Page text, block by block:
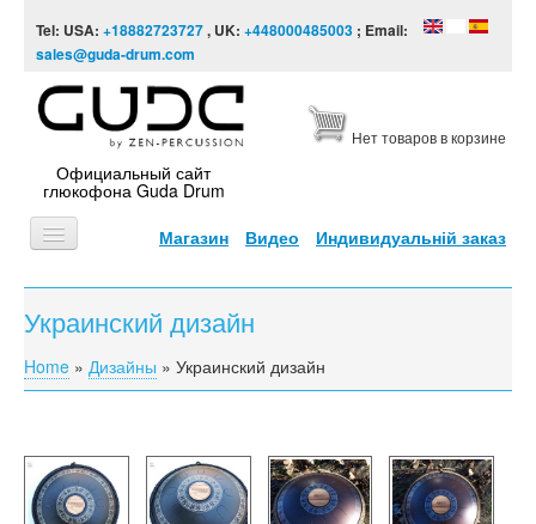
Tel: USA: +18882723727, UK: +448000485003 ; Email:
sales@guda-drum.com
Официальный сайт
глюкофона Guda Drum
Нет товаров в корзине
Магазин Видео Индивидуальній заказ
ГЛАВНАЯ
ТИПЫ
ДИЗАЙНЫ
ЗВУКОРЯД
ИНФОРМАЦИЯ
Украинский дизайн
You are here
Home » Дизайны » Украинский дизайн